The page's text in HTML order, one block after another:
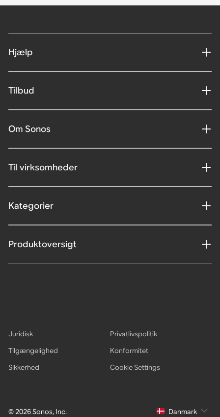
Hjælp
Tilbud
Om Sonos
Til virksomheder
Kategorier
Produktoversigt
© 2026 Sonos, Inc.
Juridisk
Privatlivspolitik
Tilgængelighed
Konformitet
Sikkerhed
Cookie Settings
Danmark